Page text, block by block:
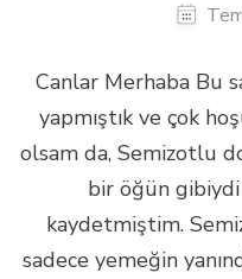
Canlar Merhaba Bu
yapmıştık ve çok
olsam da, Semizotlu
bir öğün
kaydetmiştim.
sadece yemeğin